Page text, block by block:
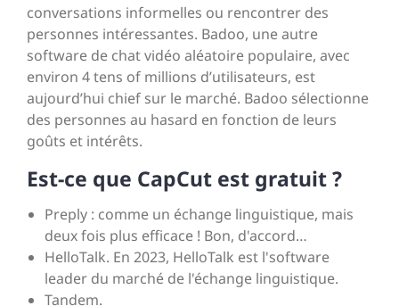
conversations informelles ou rencontrer des
personnes intéressantes. Badoo, une autre
software de chat vidéo aléatoire populaire, avec
environ 4 tens of millions d’utilisateurs, est
aujourd’hui chief sur le marché. Badoo sélectionne
des personnes au hasard en fonction de leurs
goûts et intérêts.
Est-ce que CapCut est gratuit ?
Preply : comme un échange linguistique, mais
deux fois plus efficace ! Bon, d'accord…
HelloTalk. En 2023, HelloTalk est l'software
leader du marché de l'échange linguistique.
Tandem.